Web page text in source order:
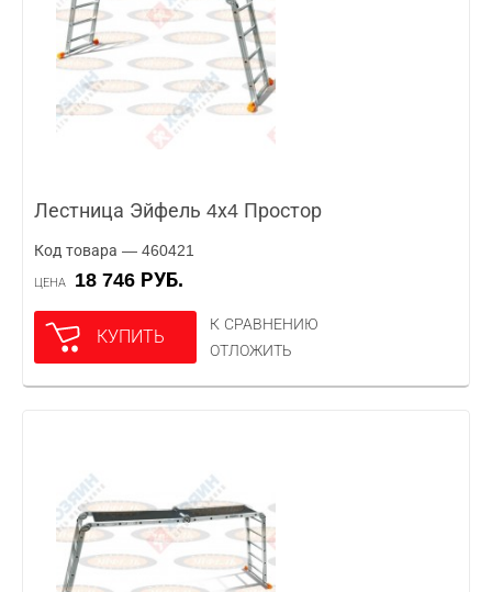
Лестница Эйфель 4х4 Простор
Код товара — 460421
ЦЕНА 18 746 РУБ.
КУПИТЬ
К СРАВНЕНИЮ
ОТЛОЖИТЬ